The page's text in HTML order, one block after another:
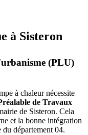
à Sisteron
(PLU)
à chaleur nécessite
de Travaux
de Sisteron. Cela
et la bonne intégration
département04.